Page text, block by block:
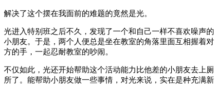
解决了这个摆在我面前的难题的竟然是光。
光进入特别班之后不久，发现了一个和自己一样不喜欢噪声的
小朋友。于是，两个人便总是坐在教室的角落里面互相握着对
方的手，一起忍耐教室的吵闹。
不仅如此，光还开始帮助这个活动能力比他差的小朋友去上厕
所了。能帮助小朋友做一些事情，对光来说，实在是种充满新